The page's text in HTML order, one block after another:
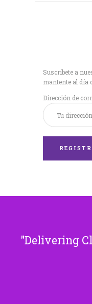
Suscríbete a
mantente al día
Dirección de
Delivering